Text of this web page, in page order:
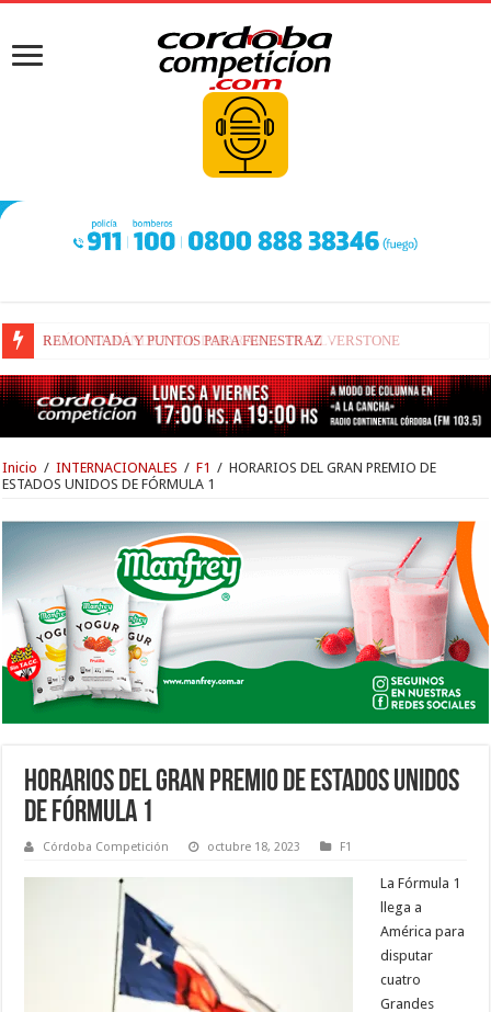
RAÚL FERNÁNDEZ FUE IMPARABLE EN SILVERSTONE
Inicio / INTERNACIONALES / F1 / HORARIOS DEL GRAN PREMIO DE
ESTADOS UNIDOS DE FÓRMULA 1
HORARIOS DEL GRAN PREMIO DE ESTADOS UNIDOS
DE FÓRMULA 1
Córdoba Competición octubre 18, 2023 F1
La Fórmula 1
llega a
América para
disputar
cuatro
Grandes